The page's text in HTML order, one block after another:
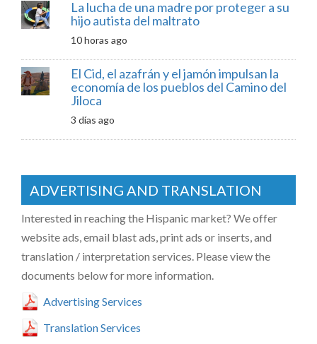
La lucha de una madre por proteger a su
hijo autista del maltrato
10 horas ago
El Cid, el azafrán y el jamón impulsan la
economía de los pueblos del Camino del
Jiloca
3 días ago
ADVERTISING AND TRANSLATION
Interested in reaching the Hispanic market? We offer
website ads, email blast ads, print ads or inserts, and
translation / interpretation services. Please view the
documents below for more information.
Advertising Services
Translation Services